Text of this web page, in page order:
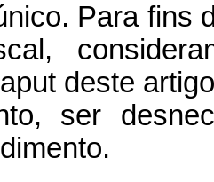
Para fins
deste
ser